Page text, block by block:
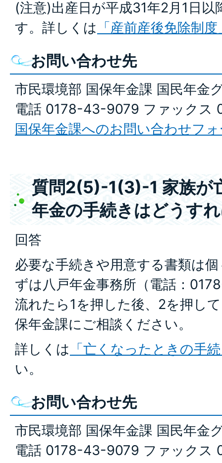
(注意)出産日が平成31年2月1日
す。詳しくは 「産前産後免除制度
お問い合わせ先
市民環境部 国保年金課 国民年金
電話 0178-43-9079 ファックス
国保年金課へのお問い合わせフ
質問2(5)-1(3)-1 家族が
年金の手続きはどうす
回答
必要な手続きや用意する書類は
ずは八戸年金事務所（電話：
流れたら1を押した後、2を押し
保年金課にご相談ください。
詳しくは 「亡くなったときの手
い。
お問い合わせ先
市民環境部 国保年金課 国民年金
電話 0178-43-9079 ファックス